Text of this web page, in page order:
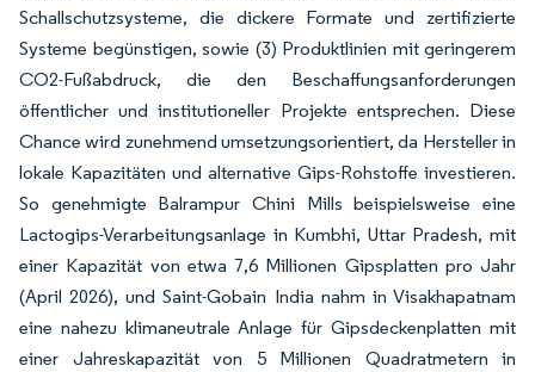
Schallschutzsysteme, die dickere Formate und zertifizierte
Systeme begünstigen, sowie (3) Produktlinien mit geringerem
CO2-Fußabdruck, die den Beschaffungsanforderungen
öffentlicher und institutioneller Projekte entsprechen. Diese
Chance wird zunehmend umsetzungsorientiert, da Hersteller in
lokale Kapazitäten und alternative Gips-Rohstoffe investieren.
So genehmigte Balrampur Chini Mills beispielsweise eine
Lactogips-Verarbeitungsanlage in Kumbhi, Uttar Pradesh, mit
einer Kapazität von etwa 7,6 Millionen Gipsplatten pro Jahr
(April 2026), und Saint-Gobain India nahm in Visakhapatnam
eine nahezu klimaneutrale Anlage für Gipsdeckenplatten mit
einer Jahreskapazität von 5 Millionen Quadratmetern in